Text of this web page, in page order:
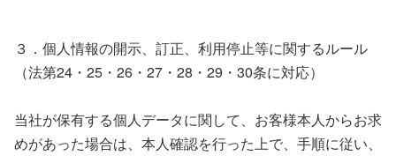
３．個人情報の開示、訂正、利用停止等に関するルール
（法第24・25・26・27・28・29・30条に対応）
当社が保有する個人データに関して、お客様本人からお求
めがあった場合は、本人確認を行った上で、手順に従い、